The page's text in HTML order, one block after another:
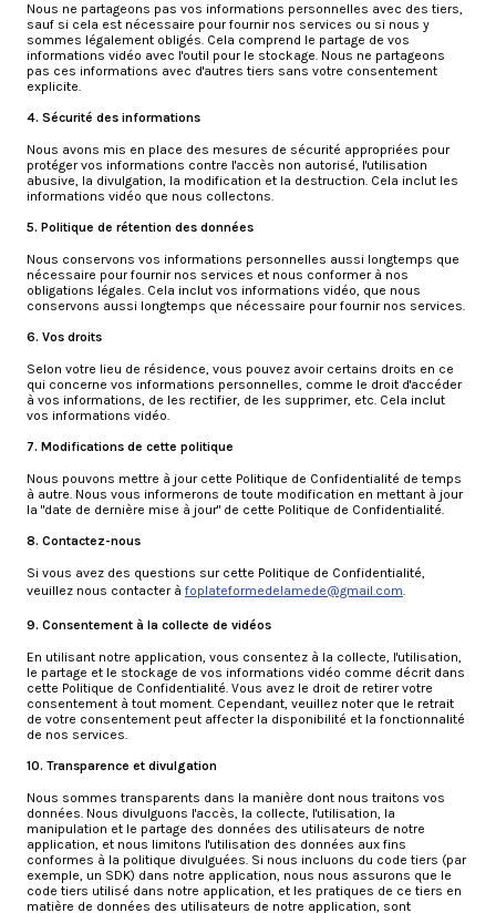
Nous ne partageons pas vos informations personnelles avec des tiers,
sauf si cela est nécessaire pour fournir nos services ou si nous y
sommes légalement obligés. Cela comprend le partage de vos
informations vidéo avec l'outil pour le stockage. Nous ne partageons
pas ces informations avec d'autres tiers sans votre consentement
explicite.
4. Sécurité des informations
Nous avons mis en place des mesures de sécurité appropriées pour
protéger vos informations contre l'accès non autorisé, l'utilisation
abusive, la divulgation, la modification et la destruction. Cela inclut les
informations vidéo que nous collectons.
5. Politique de rétention des données
Nous conservons vos informations personnelles aussi longtemps que
nécessaire pour fournir nos services et nous conformer à nos
obligations légales. Cela inclut vos informations vidéo, que nous
conservons aussi longtemps que nécessaire pour fournir nos services.
6. Vos droits
Selon votre lieu de résidence, vous pouvez avoir certains droits en ce
qui concerne vos informations personnelles, comme le droit d'accéder
à vos informations, de les rectifier, de les supprimer, etc. Cela inclut
vos informations vidéo.
7. Modifications de cette politique
Nous pouvons mettre à jour cette Politique de Confidentialité de temps
à autre. Nous vous informerons de toute modification en mettant à jour
la "date de dernière mise à jour" de cette Politique de Confidentialité.
8. Contactez-nous
Si vous avez des questions sur cette Politique de Confidentialité,
veuillez nous contacter à foplateformedelamede@gmail.com.
9. Consentement à la collecte de vidéos
En utilisant notre application, vous consentez à la collecte, l'utilisation,
le partage et le stockage de vos informations vidéo comme décrit dans
cette Politique de Confidentialité. Vous avez le droit de retirer votre
consentement à tout moment. Cependant, veuillez noter que le retrait
de votre consentement peut affecter la disponibilité et la fonctionnalité
de nos services.
10. Transparence et divulgation
Nous sommes transparents dans la manière dont nous traitons vos
données. Nous divulguons l'accès, la collecte, l'utilisation, la
manipulation et le partage des données des utilisateurs de notre
application, et nous limitons l'utilisation des données aux fins
conformes à la politique divulguées. Si nous incluons du code tiers (par
exemple, un SDK) dans notre application, nous nous assurons que le
code tiers utilisé dans notre application, et les pratiques de ce tiers en
matière de données des utilisateurs de notre application, sont